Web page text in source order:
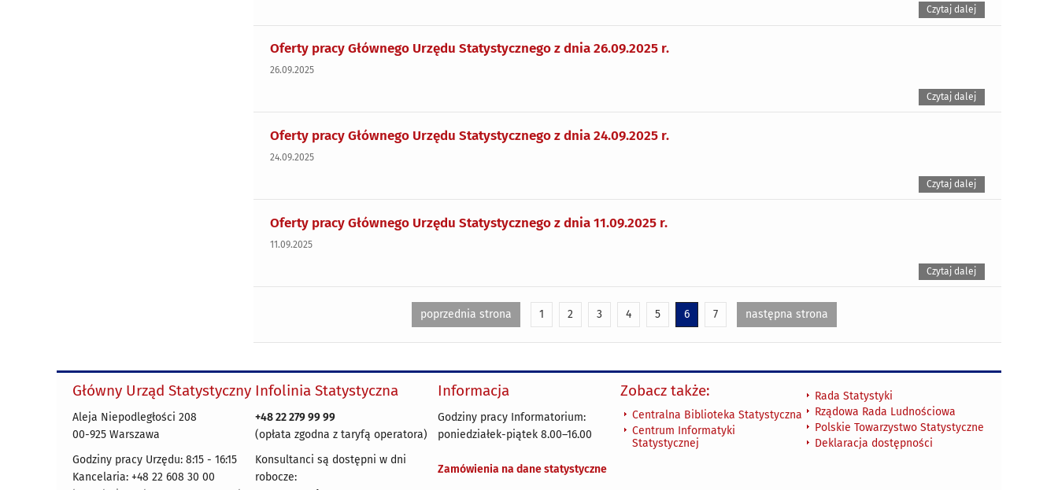
Czytaj dalej
Oferty pracy Głównego Urzędu Statystycznego z dnia 26.09.2025 r.
26.09.2025
Czytaj dalej
Oferty pracy Głównego Urzędu Statystycznego z dnia 24.09.2025 r.
24.09.2025
Czytaj dalej
Oferty pracy Głównego Urzędu Statystycznego z dnia 11.09.2025 r.
11.09.2025
Czytaj dalej
poprzednia strona 1 2 3 4 5 6 7 następna strona
Główny Urząd Statystyczny
Aleja Niepodległości 208
00-925 Warszawa
Godziny pracy Urzędu: 8:15 - 16:15
Kancelaria: +48 22 608 30 00
Infolinia Statystyczna
+48 22 279 99 99
(opłata zgodna z taryfą operatora)
Konsultanci są dostępni w dni
robocze:
Informacja
Godziny pracy Informatorium:
poniedziałek-piątek 8.00–16.00
Zamówienia na dane statystyczne
Zobacz także:
Centralna Biblioteka Statystyczna
Centrum Informatyki
Statystycznej
Rada Statystyki
Rządowa Rada Ludnościowa
Polskie Towarzystwo Statystyczne
Deklaracja dostępności